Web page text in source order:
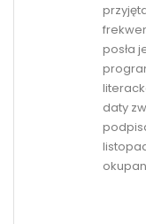
posła
daty